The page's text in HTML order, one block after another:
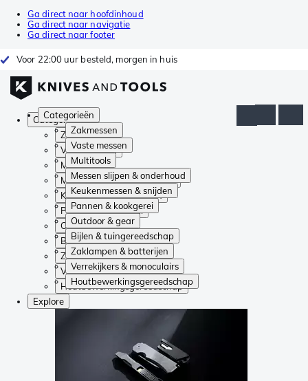
Ga direct naar hoofdinhoud
Ga direct naar navigatie
Ga direct naar footer
Voor 22:00 uur besteld, morgen in huis
Categorieën
Zakmessen
Vaste messen
Multitools
Messen slijpen & onderhoud
Keukenmessen & snijden
Pannen & kookgerei
Outdoor & gear
Bijlen & tuingereedschap
Zaklampen & batterijen
Verrekijkers & monoculairs
Houtbewerkingsgereedschap
Categorieën
Zakmessen
Vaste messen
Multitools
Messen slijpen & onderhoud
Keukenmessen & snijden
Pannen & kookgerei
Outdoor & gear
Bijlen & tuingereedschap
Zaklampen & batterijen
Verrekijkers & monoculairs
Houtbewerkingsgereedschap
Explore